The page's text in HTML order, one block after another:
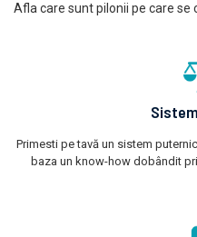
Afla care sunt pilonii pe care
Primesti pe tavă un sistem
baza un know-how dobândit